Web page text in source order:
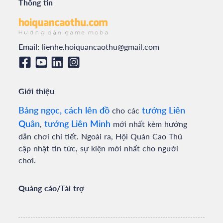
Thông tin
Email: lienhe.hoiquancaothu@gmail.com
Giới thiệu
Bảng ngọc, cách lên đồ cho các tướng Liên
Quân, tướng Liên Minh mới nhất kèm hướng
dẫn chơi chi tiết. Ngoài ra, Hội Quán Cao Thủ
cập nhật tin tức, sự kiện mới nhất cho người
chơi.
Quảng cáo/Tài trợ